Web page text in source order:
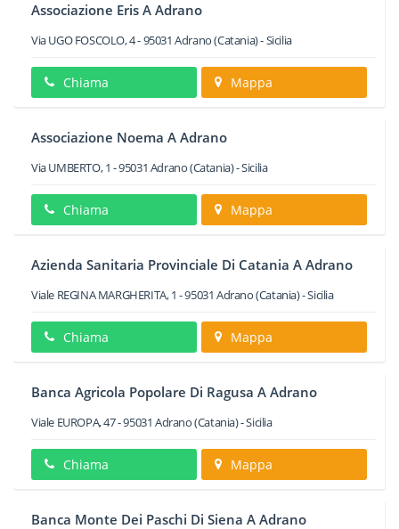
Associazione Eris A Adrano
Via UGO FOSCOLO, 4-95031 Adrano(Catania) -Sicilia
Chiama Mappa
Associazione Noema A Adrano
Via UMBERTO, 1 -95031 Adrano(Catania) -Sicilia
Chiama Mappa
Azienda Sanitaria Provinciale Di Catania A Adrano
Viale REGINA MARGHERITA, 1 -95031 Adrano(Catania) -Sicilia
Chiama Mappa
Banca Agricola Popolare Di Ragusa A Adrano
Viale EUROPA, 47-95031 Adrano(Catania) -Sicilia
Chiama Mappa
Banca Monte Dei Paschi Di Siena A Adrano